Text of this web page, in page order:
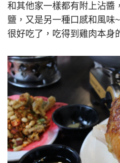
和其他家一樣都有附上沾醬
鹽，又是另一種口感和風味
很好吃了，吃得到雞肉本身